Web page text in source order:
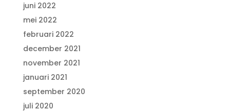
juni 2022
mei 2022
februari 2022
december 2021
november 2021
januari 2021
september 2020
juli 2020